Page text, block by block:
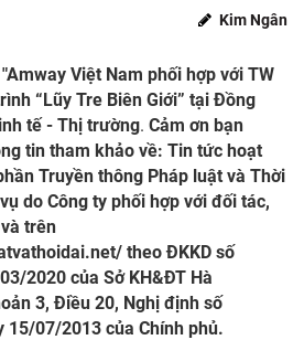
Kim Ngân
"Amway Việt Nam phối hợp với TW
“Lũy Tre Biên Giới” tại Đồng
tế - Thị trường. Cảm ơn bạn
tin tham khảo về: Tin tức hoạt
Truyền thông Pháp luật và Thời
do Công ty phối hợp với đối tác,
trên
theo ĐKKD số
2020 của Sở KH&ĐT Hà
3, Điều 20, Nghị định số
15/07/2013 của Chính phủ.